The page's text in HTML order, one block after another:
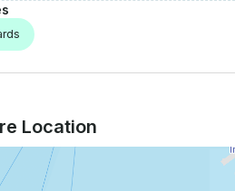
Location